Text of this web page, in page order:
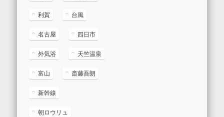
利賀 台風
名古屋 四日市
外気浴 天竺温泉
富山 斎藤吾朗
新幹線
朝ロウリュ